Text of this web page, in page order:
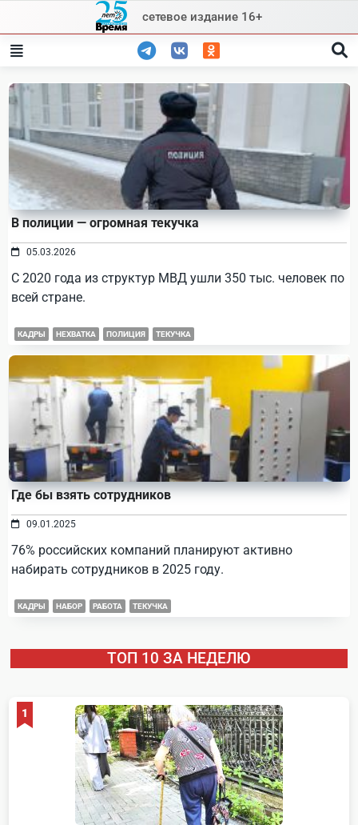
content
сетевое издание 16+
В полиции — огромная текучка
05.03.2026
С 2020 года из структур МВД ушли 350 тыс. человек по
всей стране.
КАДРЫ НЕХВАТКА ПОЛИЦИЯ ТЕКУЧКА
Где бы взять сотрудников
09.01.2025
76% российских компаний планируют активно
набирать сотрудников в 2025 году.
КАДРЫ НАБОР РАБОТА ТЕКУЧКА
ТОП 10 ЗА НЕДЕЛЮ